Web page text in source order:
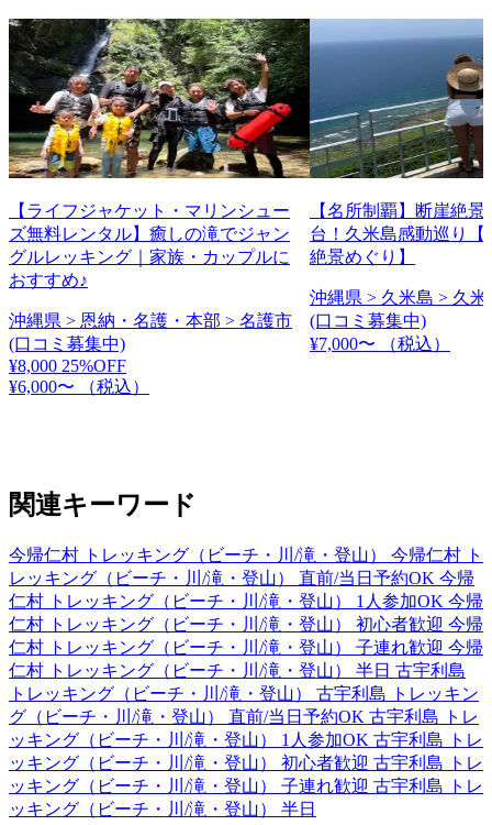
【ライフジャケット・マリンシュー
ズ無料レンタル】癒しの滝でジャン
グルレッキング｜家族・カップルに
おすすめ♪
沖縄県 > 恩納・名護・本部 > 名護市
(口コミ募集中)
¥8,000 25%OFF
¥6,000〜
（税込）
【名所制覇】断崖絶
台！久米島感動巡り【
絶景めぐり】
沖縄県 > 久米島 > 久米
(口コミ募集中)
¥7,000〜
（税込）
関連キーワード
今帰仁村 トレッキング（ビーチ・川/滝・登山） 今帰仁村 ト
レッキング（ビーチ・川/滝・登山） 直前/当日予約OK 今帰
仁村 トレッキング（ビーチ・川/滝・登山） 1人参加OK 今帰
仁村 トレッキング（ビーチ・川/滝・登山） 初心者歓迎 今帰
仁村 トレッキング（ビーチ・川/滝・登山） 子連れ歓迎 今帰
仁村 トレッキング（ビーチ・川/滝・登山） 半日 古宇利島
トレッキング（ビーチ・川/滝・登山） 古宇利島 トレッキン
グ（ビーチ・川/滝・登山） 直前/当日予約OK 古宇利島 トレ
ッキング（ビーチ・川/滝・登山） 1人参加OK 古宇利島 トレ
ッキング（ビーチ・川/滝・登山） 初心者歓迎 古宇利島 トレ
ッキング（ビーチ・川/滝・登山） 子連れ歓迎 古宇利島 トレ
ッキング（ビーチ・川/滝・登山） 半日